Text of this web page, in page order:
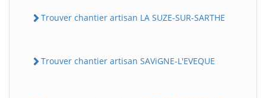
Trouver chantier artisan LA SUZE-SUR-SARTHE
Trouver chantier artisan SAViGNE-L'EVEQUE